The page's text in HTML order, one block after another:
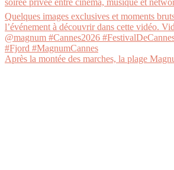
Après la montée des marches, la plage